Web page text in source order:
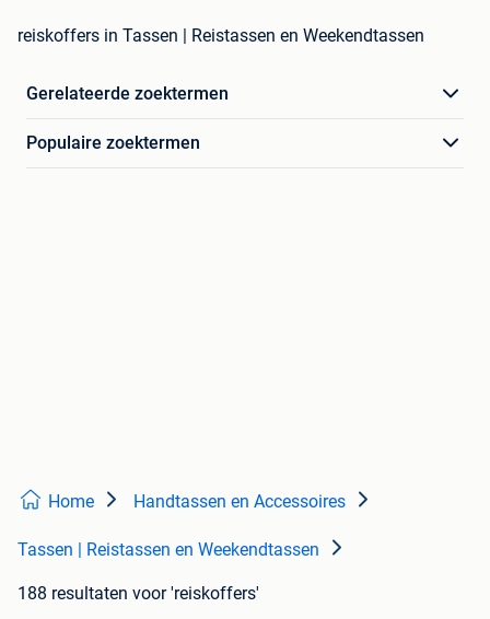
reiskoffers in Tassen | Reistassen en Weekendtassen
Gerelateerde zoektermen
Populaire zoektermen
Home Handtassen en Accessoires
Tassen | Reistassen en Weekendtassen
188 resultaten voor 'reiskoffers'